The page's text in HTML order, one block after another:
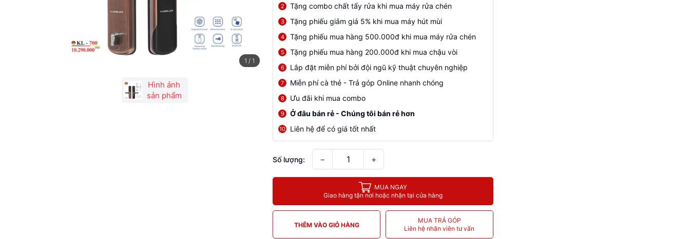
1 / 1
Hình ảnh
sản phẩm
2 Tặng combo chất tẩy rửa khi mua máy rửa chén
3 Tặng phiếu giảm giá 5% khi mua máy hút mùi
4 Tặng phiếu mua hàng 500.000đ khi mua máy rửa chén
5 Tặng phiếu mua hàng 200.000đ khi mua chậu vòi
6 Lắp đặt miễn phí bởi đội ngũ kỹ thuật chuyên nghiệp
7 Miễn phí cà thẻ - Trả góp Online nhanh chóng
8 Ưu đãi khi mua combo
9 Ở đâu bán rẻ - Chúng tôi bán rẻ hơn
10 Liên hệ để có giá tốt nhất
Số lượng: − +
MUA NGAY
Giao hàng tận nơi hoặc nhận tại cửa hàng
THÊM VÀO GIỎ HÀNG
MUA TRẢ GÓP
Liên hệ nhân viên tư vấn